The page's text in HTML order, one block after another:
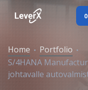
SAP-tuki
Home
Portfolio
S/4HANA
johtavalle